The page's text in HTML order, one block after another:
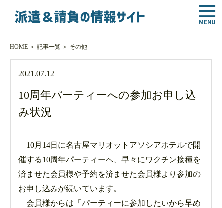
HOME＞ 記事一覧＞ その他
2021.07.12
10周年パーティーへの参加お申し込
み状況
10月14日に名古屋マリオットアソシアホテルで開
催する10周年パーティーへ、早々にワクチン接種を
済ませた会員様や予約を済ませた会員様より参加の
お申し込みが続いています。
会員様からは「パーティーに参加したいから早め